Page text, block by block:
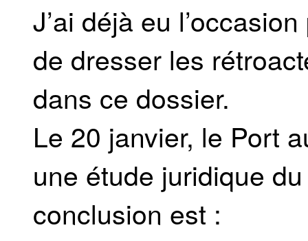
J’ai déjà eu
de dresser les
dans ce dossier.
Le 20 janvier, le Port
une étude juridique
conclusion est :